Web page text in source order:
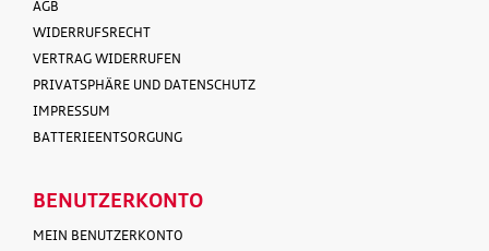
AGB
WIDERRUFSRECHT
VERTRAG WIDERRUFEN
PRIVATSPHÄRE UND DATENSCHUTZ
IMPRESSUM
BATTERIEENTSORGUNG
BENUTZERKONTO
MEIN BENUTZERKONTO